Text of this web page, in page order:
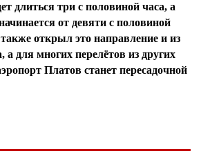
длиться три с половиной часа, а
от девяти с половиной
открыл это направление и из
для многих перелётов из других
Платов станет пересадочной